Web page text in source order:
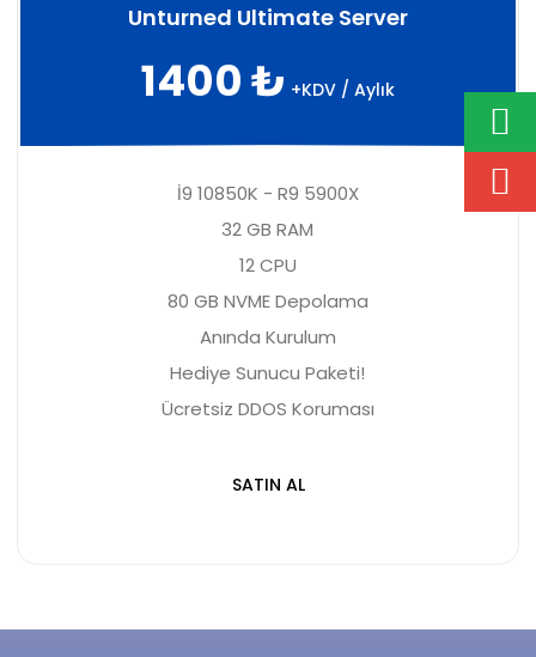
Unturned Ultimate Server
1400 ₺ +KDV / Aylık
İ9 10850K - R9 5900X
32 GB RAM
12 CPU
80 GB NVME Depolama
Anında Kurulum
Hediye Sunucu Paketi!
Ücretsiz DDOS Koruması
SATIN AL